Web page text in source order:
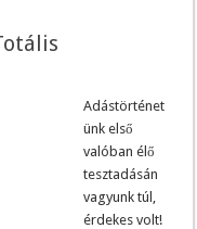
Adástörténet
ünk első
valóban élő
tesztadásán
vagyunk túl,
érdekes volt!